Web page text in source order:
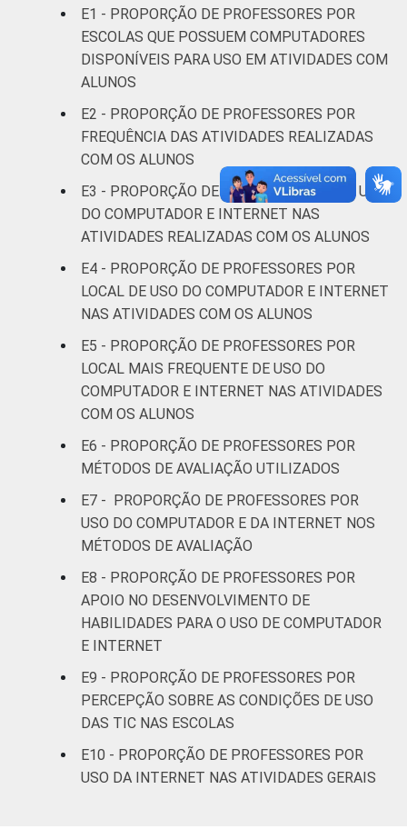
Mais de 3
até 5 SM
96
SM
97
REGIÃO Norte 94
Centro-
Oeste
Nordeste 94
Sudeste
Sul
DEPENDÊNCIA
Pública
Estadual
Total —
Particular
SÉRIE
ano do
Ensino
Fundamental
96
8ª série / 9º
ano do
E1 - PROPORÇÃO DE PROFESSORES POR
ESCOLAS QUE POSSUEM COMPUTADORES
DISPONÍVEIS PARA USO EM ATIVIDADES COM
ALUNOS
E2 - PROPORÇÃO DE PROFESSORES POR
FREQUÊNCIA DAS ATIVIDADES REALIZADAS
COM OS ALUNOS
E3 - PROPORÇÃO DE PROFESSORES POR USO
DO COMPUTADOR E INTERNET NAS
ATIVIDADES REALIZADAS COM OS ALUNOS
E4 - PROPORÇÃO DE PROFESSORES POR
LOCAL DE USO DO COMPUTADOR E INTERNET
NAS ATIVIDADES COM OS ALUNOS
E5 - PROPORÇÃO DE PROFESSORES POR
LOCAL MAIS FREQUENTE DE USO DO
COMPUTADOR E INTERNET NAS ATIVIDADES
COM OS ALUNOS
E6 - PROPORÇÃO DE PROFESSORES POR
MÉTODOS DE AVALIAÇÃO UTILIZADOS
E7 - PROPORÇÃO DE PROFESSORES POR
USO DO COMPUTADOR E DA INTERNET NOS
MÉTODOS DE AVALIAÇÃO
E8 - PROPORÇÃO DE PROFESSORES POR
APOIO NO DESENVOLVIMENTO DE
HABILIDADES PARA O USO DE COMPUTADOR
E INTERNET
E9 - PROPORÇÃO DE PROFESSORES POR
PERCEPÇÃO SOBRE AS CONDIÇÕES DE USO
DAS TIC NAS ESCOLAS
E10 - PROPORÇÃO DE PROFESSORES POR
USO DA INTERNET NAS ATIVIDADES GERAIS